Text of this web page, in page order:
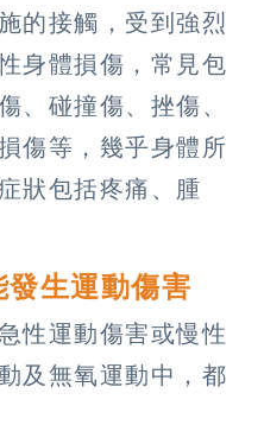
的接觸，受到強烈
身體損傷，常見包
、碰撞傷、挫傷、
傷等，幾乎身體所
狀包括疼痛、腫
生運動傷害
性運動傷害或慢性
及無氧運動中，都